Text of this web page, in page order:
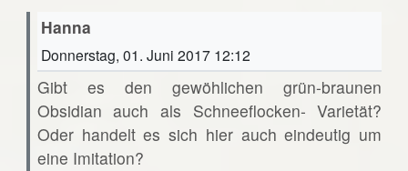
Hanna
Donnerstag, 01. Juni 2017 12:12
Gibt es den gewöhlichen grün-braunen
Obsidian auch als Schneeflocken- Varietät?
Oder handelt es sich hier auch eindeutig um
eine Imitation?